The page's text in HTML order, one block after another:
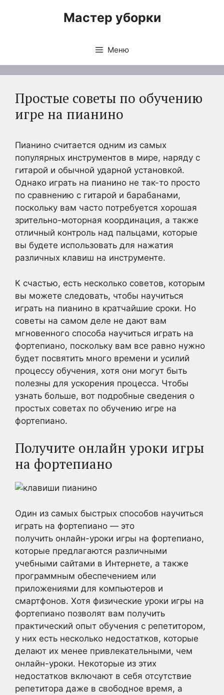
Мастер уборки
Меню
Простые советы по обучению
игре на пианино
Пианино считается одним из самых
популярных инструментов в мире, наряду с
гитарой и обычной ударной установкой.
Однако играть на пианино не так-то просто
по сравнению с гитарой и барабанами,
поскольку вам часто потребуется хорошая
зрительно-моторная координация, а также
отличный контроль над пальцами, которые
вы будете использовать для нажатия
различных клавиш на инструменте.
К счастью, есть несколько советов, которым
вы можете следовать, чтобы научиться
играть на пианино в кратчайшие сроки. Но
советы на самом деле не дают вам
мгновенного способа научиться играть на
фортепиано, поскольку вам все равно нужно
будет посвятить много времени и усилий
процессу обучения, хотя они могут быть
полезны для ускорения процесса. Чтобы
узнать больше, вот подробные сведения о
простых советах по обучению игре на
фортепиано.
Получите онлайн уроки игры
на фортепиано
Один из самых быстрых способов научиться
играть на фортепиано — это
получить онлайн-уроки игры на фортепиано,
которые предлагаются различными
учебными сайтами в Интернете, а также
программным обеспечением или
приложениями для компьютеров и
смартфонов. Хотя физические уроки игры на
фортепиано позволят вам получить
практический опыт обучения с репетитором,
у них есть несколько недостатков, которые
делают их менее привлекательными, чем
онлайн-уроки. Некоторые из этих
недостатков включают в себя отсутствие
репетитора даже в свободное время, а